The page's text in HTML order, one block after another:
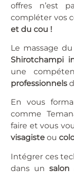
offres n’est
compléter vos
et du cou !
Le massage
Shirotchampi
une
professionnels
En vous
comme
faire et vous
visagiste ou
Intégrer ces
dans un salon